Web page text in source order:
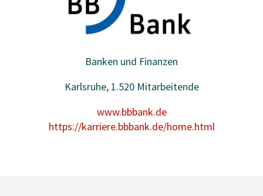
Banken und Finanzen
Karlsruhe, 1.520 Mitarbeitende
www.bbbank.de
https://karriere.bbbank.de/home.html